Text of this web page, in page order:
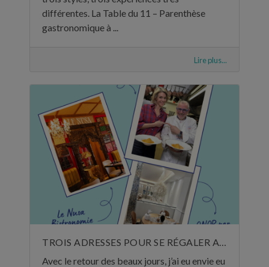
différentes. La Table du 11 – Parenthèse
gastronomique à ...
Lire plus...
TROIS ADRESSES POUR SE RÉGALER AU MOIS DE MAI
Avec le retour des beaux jours, j’ai eu envie eu